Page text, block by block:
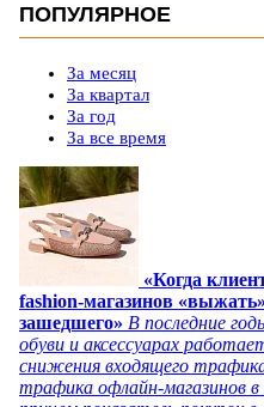
ПОПУЛЯРНОЕ
За месяц
За квартал
За год
За все время
«Когда
fashion-магазинов
зашедшего» В последние
обуви и аксессуарах
снижения входящего
трафика офлайн-магазинов в